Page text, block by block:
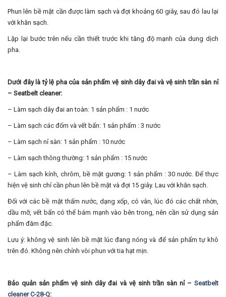
Phun lên bề mặt cần được làm sạch và đợi khoảng 60 giây, sau đó lau lại
với khăn sạch.
Lặp lại bước trên nếu cần thiết trước khi tăng độ mạnh của dung dịch
pha.
Dưới đây là tỷ lệ pha của sản phẩm vệ sinh dây đai và vệ sinh trần sàn nỉ
– Seatbelt cleaner:
– Làm sạch dây đai an toàn: 1 sản phẩm : 1 nước
– Làm sạch các đốm và vết bẩn: 1 sản phẩm : 3 nước
– Làm sạch nỉ sàn: 1 sản phẩm : 10 nước
– Làm sạch thông thường: 1 sản phẩm : 15 nước
– Làm sạch kính, chrôm, bề mặt gương: 1 sản phẩm : 30 nước. Để thực
hiện vệ sinh chỉ cần phun lên bề mặt và đợi 15 giây. Lau với khăn sạch.
Đối với các bề mặt thấm nước, dạng xốp, có vân, lúc đó các chất nhờn,
dầu mỡ, vết bẩn có thể bám mạnh vào bên trong, nên cần sử dụng sản
phẩm đăm đặc.
Lưu ý: không vệ sinh lên bề mặt lúc đang nóng và để sản phẩm tự khô
trên đó. Không nên chỉnh vòi phun với tia hạt mịn.
Bảo quản sản phẩm vệ sinh dây đai và vệ sinh trần sàn nỉ – Seatbelt
cleaner C-28-Q: